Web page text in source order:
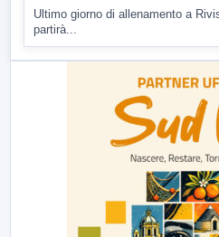
Ultimo giorno di allenamento a
partirà...